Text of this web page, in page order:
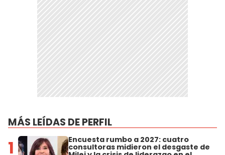
MÁS LEÍDAS DE PERFIL
1 Encuesta rumbo a 2027: cuatro
consultoras midieron el desgaste de